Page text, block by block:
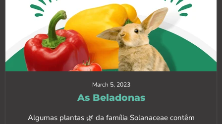
March 5, 2023
As Beladonas
Algumas plantas 🌿 da família Solanaceae contêm